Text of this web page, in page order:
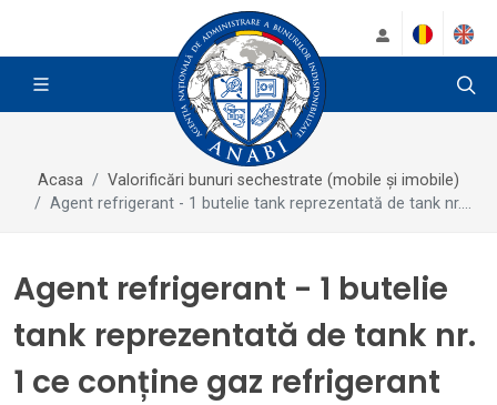
Acasa
Valorificări bunuri sechestrate (mobile și imobile)
Agent refrigerant - 1 butelie tank reprezentată de tank nr....
Agent refrigerant - 1 butelie
tank reprezentată de tank nr.
1 ce conține gaz refrigerant